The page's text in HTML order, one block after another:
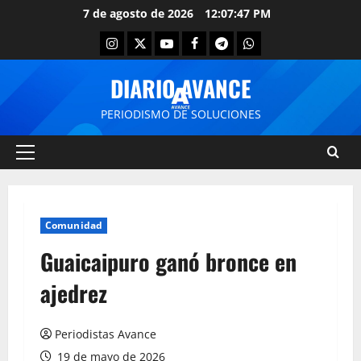
7 de agosto de 2026 12:07:48 PM
DIARIO AVANCE
PERIODISMO DE SOLUCIONES
Comunidad
Guaicaipuro ganó bronce en
ajedrez
Periodistas Avance
19 de mayo de 2026